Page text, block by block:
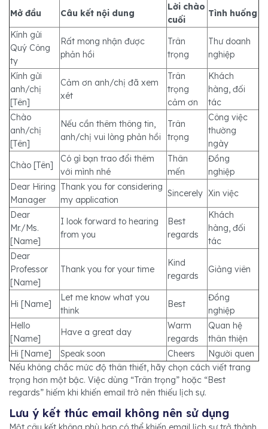
Mở đầu Câu kết nội dung
Lời chào
cuối
Tình huống
Kính gửi
Quý Công
ty
Rất mong nhận được
phản hồi
Trân
trọng
Thư doanh
nghiệp
Kính gửi
anh/chị
[Tên]
Cảm ơn anh/chị đã xem
xét
Trân
trọng
cảm ơn
Khách
hàng, đối
tác
Chào
anh/chị
[Tên]
Nếu cần thêm thông tin,
anh/chị vui lòng phản hồi
Trân
trọng
Công việc
thường
ngày
Chào [Tên]
Có gì bạn trao đổi thêm
với mình nhé
Thân
mến
Đồng
nghiệp
Dear Hiring
Manager
Thank you for considering
my application
Sincerely Xin việc
Dear
Mr./Ms.
[Name]
I look forward to hearing
from you
Best
regards
Khách
hàng, đối
tác
Dear
Professor
[Name]
Thank you for your time
Kind
regards
Giảng viên
Hi [Name]
Let me know what you
think
Best
Đồng
nghiệp
Hello
[Name]
Have a great day
Warm
regards
Quan hệ
thân thiện
Hi [Name]
Speak soon Cheers
Người quen
Nếu không chắc mức độ thân thiết, hãy chọn cách viết trang
trọng hơn một bậc. Việc dùng “Trân trọng” hoặc “Best
regards” hiếm khi khiến email trở nên thiếu lịch sự.
Lưu ý kết thúc email không nên sử dụng